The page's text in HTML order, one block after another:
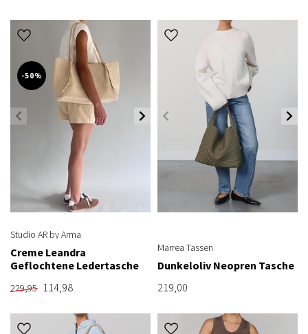
-50%
Studio AR by Arma
Creme Leandra
Geflochtene Ledertasche
229,95 114,98
Marrea Tassen
Dunkeloliv Neopren Tasche
219,00